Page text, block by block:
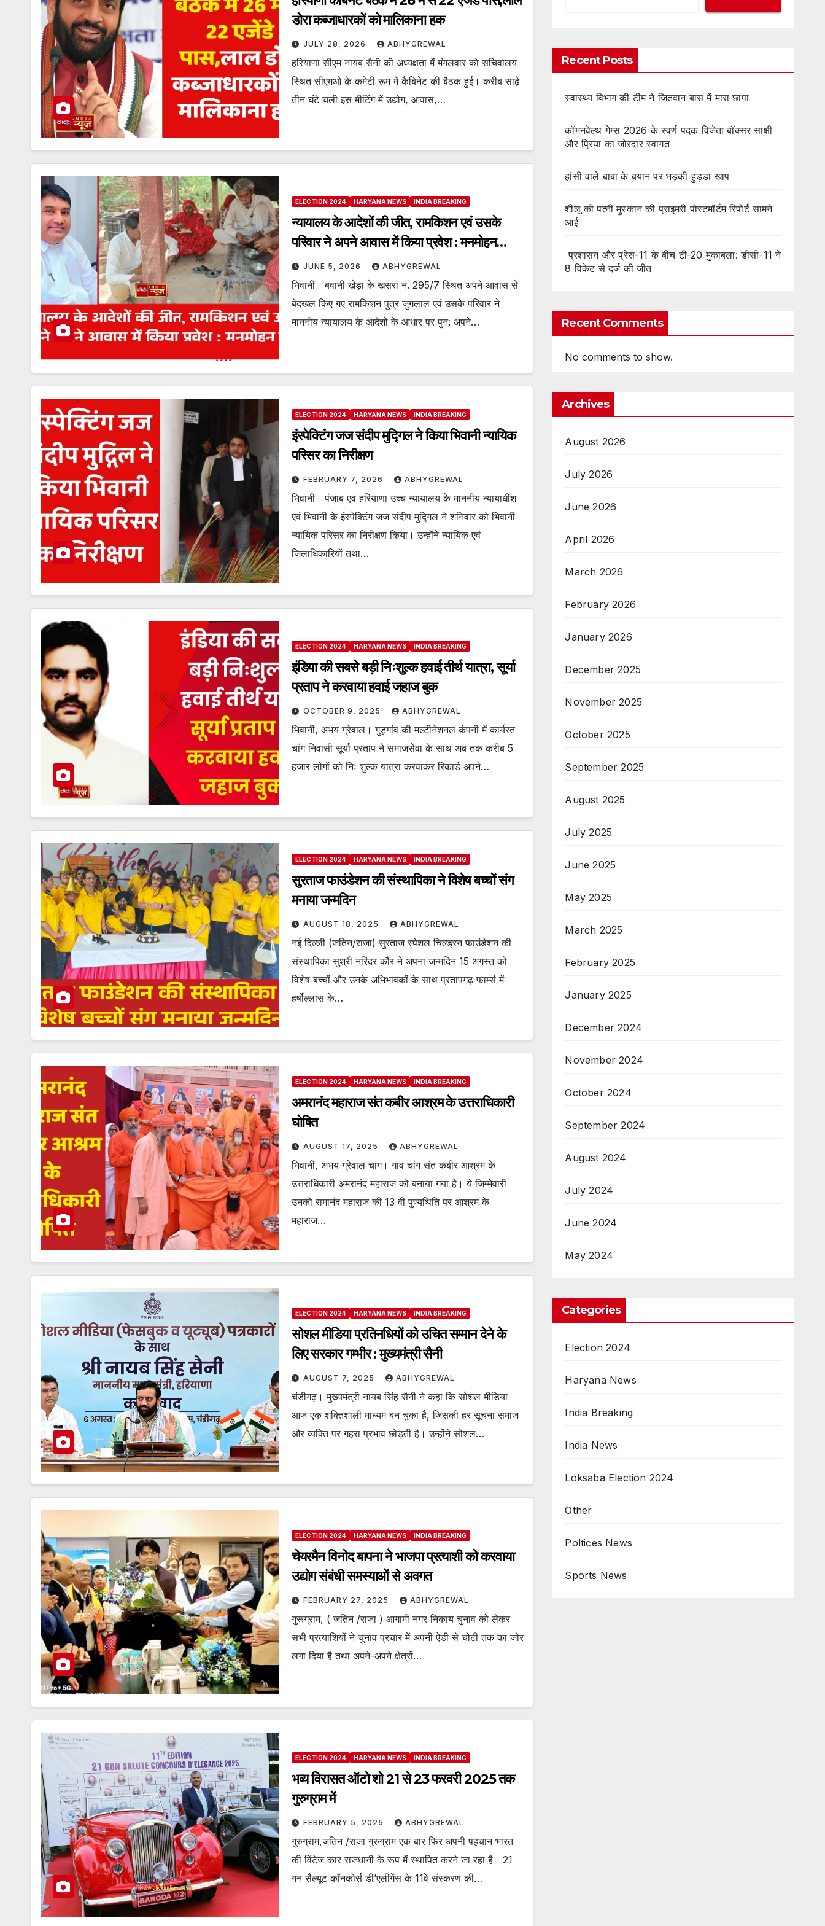
डोरा कब्जाधारकों को मालिकाना हक
JULY 28, 2026 ABHYGREWAL
हरियाणा सीएम नायब सैनी की अध्यक्षता में मंगलवार को सचिवालय
स्थित सीएमओ के कमेटी रूम में कैबिनेट की बैठक हुई। करीब साढ़े
तीन घंटे चली इस मीटिंग में उद्योग, आवास,…
ELECTION 2024 HARYANA NEWS INDIA BREAKING
न्यायालय के आदेशों की जीत, रामकिशन एवं उसके
परिवार ने अपने आवास में किया प्रवेश : मनमोहन
भुरटाना
JUNE 5, 2026 ABHYGREWAL
भिवानी। बवानी खेड़ा के खसरा नं. 295/7 स्थित अपने आवास से
बेदखल किए गए रामकिशन पुत्र जुगलाल एवं उसके परिवार ने
माननीय न्यायालय के आदेशों के आधार पर पुन: अपने…
ELECTION 2024 HARYANA NEWS INDIA BREAKING
इंस्पेक्टिंग जज संदीप मुद्गिल ने किया भिवानी न्यायिक
परिसर का निरीक्षण
FEBRUARY 7, 2026 ABHYGREWAL
भिवानी। पंजाब एवं हरियाणा उच्च न्यायालय के माननीय न्यायाधीश
एवं भिवानी के इंस्पेक्टिंग जज संदीप मुद्गिल ने शनिवार को भिवानी
न्यायिक परिसर का निरीक्षण किया। उन्होंने न्यायिक एवं
जिलाधिकारियों तथा…
ELECTION 2024 HARYANA NEWS INDIA BREAKING
इंडिया की सबसे बड़ी निःशुल्क हवाई तीर्थ यात्रा, सूर्या
प्रताप ने करवाया हवाई जहाज बुक
OCTOBER 9, 2025 ABHYGREWAL
भिवानी, अभय ग्रेवाल। गुड़गांव की मल्टीनेशनल कंपनी में कार्यरत
चांग निवासी सूर्या प्रताप ने समाजसेवा के साथ अब तक करीब 5
हजार लोगों को निः शुल्क यात्रा करवाकर रिकार्ड अपने…
ELECTION 2024 HARYANA NEWS INDIA BREAKING
सुरताज फाउंडेशन की संस्थापिका ने विशेष बच्चों संग
मनाया जन्मदिन
AUGUST 18, 2025 ABHYGREWAL
नई दिल्ली (जतिन/राजा) सुरताज स्पेशल चिल्ड्रन फाउंडेशन की
संस्थापिका सुश्री नरिंदर कौर ने अपना जन्मदिन 15 अगस्त को
विशेष बच्चों और उनके अभिभावकों के साथ प्रतापगढ़ फार्म्स में
हर्षोल्लास के…
ELECTION 2024 HARYANA NEWS INDIA BREAKING
अमरानंद महाराज संत कबीर आश्रम के उत्तराधिकारी
घोषित
AUGUST 17, 2025 ABHYGREWAL
भिवानी, अभय ग्रेवाल चांग। गांव चांग संत कबीर आश्रम के
उत्तराधिकारी अमरानंद महाराज को बनाया गया है। ये जिम्मेवारी
उनको रामानंद महाराज की 13 वीं पुण्यथिति पर आश्रम के
महाराज…
ELECTION 2024 HARYANA NEWS INDIA BREAKING
सोशल मीडिया प्रतिनधियों को उचित सम्मान देने के
लिए सरकार गम्भीर : मुख्यमंत्री सैनी
AUGUST 7, 2025 ABHYGREWAL
चंडीगढ़। मुख्यमंत्री नायब सिंह सैनी ने कहा कि सोशल मीडिया
आज एक शक्तिशाली माध्यम बन चुका है, जिसकी हर सूचना समाज
और व्यक्ति पर गहरा प्रभाव छोड़ती है। उन्होंने सोशल…
ELECTION 2024 HARYANA NEWS INDIA BREAKING
चेयरमैन विनोद बापना ने भाजपा प्रत्याशी को करवाया
उद्योग संबंधी समस्याओं से अवगत
FEBRUARY 27, 2025 ABHYGREWAL
गुरूग्राम, ( जतिन /राजा ) आगामी नगर निकाय चुनाव को लेकर
सभी प्रत्याशियों ने चुनाव प्रचार में अपनी ऐडी से चोटी तक का जोर
लगा दिया है तथा अपने-अपने क्षेत्रों…
ELECTION 2024 HARYANA NEWS INDIA BREAKING
भव्य विरासत ऑटो शो 21 से 23 फरवरी 2025 तक
गुरुग्राम में
FEBRUARY 5, 2025 ABHYGREWAL
गुरुग्राम,जतिन /राजा गुरुग्राम एक बार फिर अपनी पहचान भारत
की विंटेज कार राजधानी के रूप में स्थापित करने जा रहा है। 21
गन सैल्यूट कॉनकोर्स डी’एलीगेंस के 11वें संस्करण की…
Recent Posts
स्वास्थ्य विभाग की टीम ने जितवान बास में मारा छापा
कॉमनवेल्थ गेम्स 2026 के स्वर्ण पदक विजेता बॉक्सर साक्षी
और प्रिया का जोरदार स्वागत
हांसी वाले बाबा के बयान पर भड़की हुड्डा खाप
शीलू की पत्नी मुस्कान की प्राइमरी पोस्टमॉर्टम रिपोर्ट सामने
आई
प्रशासन और प्रेस-11 के बीच टी-20 मुकाबला: डीसी-11 ने
8 विकेट से दर्ज की जीत
Recent Comments
No comments to show.
Archives
August 2026
July 2026
June 2026
April 2026
March 2026
February 2026
January 2026
December 2025
November 2025
October 2025
September 2025
August 2025
July 2025
June 2025
May 2025
March 2025
February 2025
January 2025
December 2024
November 2024
October 2024
September 2024
August 2024
July 2024
June 2024
May 2024
Categories
Election 2024
Haryana News
India Breaking
India News
Loksaba Election 2024
Other
Poltices News
Sports News